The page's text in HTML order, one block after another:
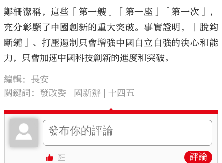
鄭柵潔稱，這些「第一艘」「第一座」「第一次」，
充分彰顯了中國創新的重大突破。事實證明，「脫鈎
斷鏈」、打壓遏制只會增強中國自立自強的決心和能
力，只會加速中國科技創新的進度和突破。
編輯：長安
關鍵詞：發改委 國新辦 十四五
評論